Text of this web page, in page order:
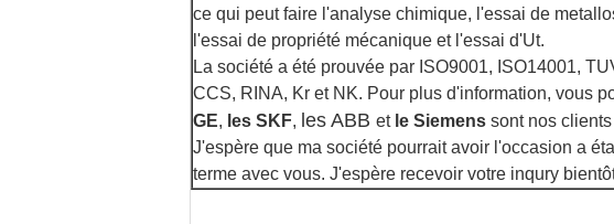
ce qui peut faire l'analyse chimique, l'essai de
l'essai de propriété mécanique et l'essai d'Ut.
La société a été prouvée par ISO9001, ISO14001,
CCS, RINA, Kr et NK. Pour plus d'information, vous
GE, les SKF, les ABB et le Siemens sont nos
J'espère que ma société pourrait avoir l'occasion a
terme avec vous. J'espère recevoir votre inqury